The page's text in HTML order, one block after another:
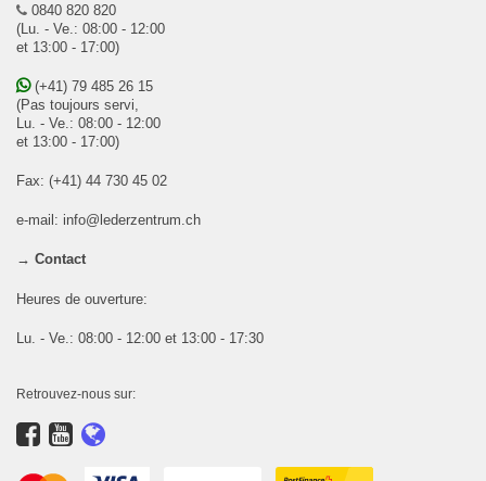
0840 820 820
(Lu. - Ve.: 08:00 - 12:00
et 13:00 - 17:00)
(+41) 79 485 26 15
(Pas toujours servi,
Lu. - Ve.: 08:00 - 12:00
et 13:00 - 17:00)
Fax: (+41) 44 730 45 02
e-mail: info@lederzentrum.ch
→ Contact
Heures de ouverture:
Lu. - Ve.: 08:00 - 12:00 et 13:00 - 17:30
Retrouvez-nous sur: